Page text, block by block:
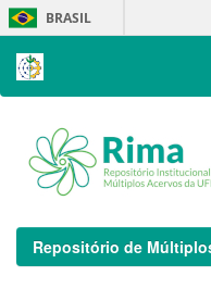
Skip
navigation
BRASIL
Repositório de